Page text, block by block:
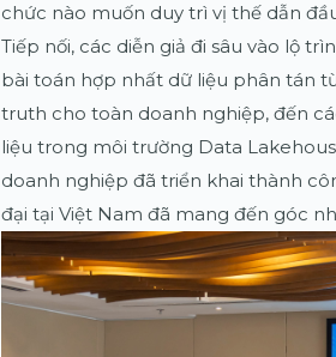
chức nào muốn duy trì vị thế dẫn
Tiếp nối, các diễn giả đi sâu vào lộ
bài toán hợp nhất dữ liệu phân tán
truth cho toàn doanh nghiệp, đến
liệu trong môi trường Data
doanh nghiệp đã triển khai thành
đại tại Việt Nam đã mang đến góc